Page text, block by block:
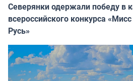
Северянки одержали победу в
всероссийского конкурса
Русь»